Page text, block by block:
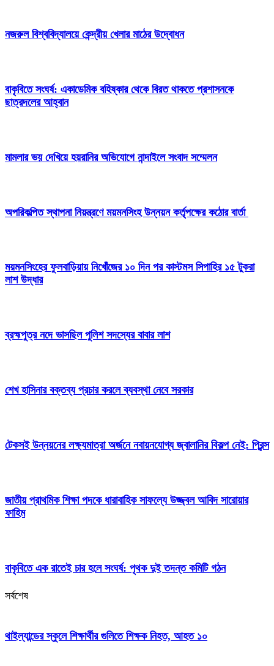
নজরুল বিশ্ববিদ্যালয়ে কেন্দ্রীয় খেলার মাঠের উদ্বোধন
বাকৃবিতে সংঘর্ষ: একাডেমিক বহিষ্কার থেকে বিরত থাকতে প্রশাসনকে
ছাত্রদলের আহ্বান
মামলার ভয় দেখিয়ে হয়রানির অভিযোগে নান্দাইলে সংবাদ সম্মেলন
অপরিকল্পিত স্থাপনা নিয়ন্ত্রণে ময়মনসিংহ উন্নয়ন কর্তৃপক্ষের কঠোর বার্তা
ময়মনসিংহের ফুলবাড়িয়ায় নিখোঁজের ১০ দিন পর কাস্টমস সিপাহির ১৫ টুকরা
লাশ উদ্ধার
ব্রহ্মপুত্র নদে ভাসছিল পুলিশ সদস্যের বাবার লাশ
শেখ হাসিনার বক্তব্য প্রচার করলে ব্যবস্থা নেবে সরকার
টেকসই উন্নয়নের লক্ষ্যমাত্রা অর্জনে নবায়নযোগ্য জ্বালানির বিকল্প নেই: প্রিন্স
জাতীয় প্রাথমিক শিক্ষা পদকে ধারাবাহিক সাফল্যে উজ্জ্বল আবিদ সারোয়ার
ফাহিম
বাকৃবিতে এক রাতেই চার হলে সংঘর্ষ: পৃথক দুই তদন্ত কমিটি গঠন
সর্বশেষ
থাইল্যান্ডের স্কুলে শিক্ষার্থীর গুলিতে শিক্ষক নিহত, আহত ১০